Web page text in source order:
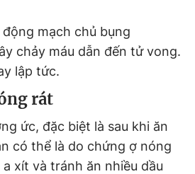
mạch chủ bụng
chảy máu dẫn đến tử vong.
lập tức.
rát
ức, đặc biệt là sau khi ăn
có thể là do chứng ợ nóng
xít và tránh ăn nhiều dầu